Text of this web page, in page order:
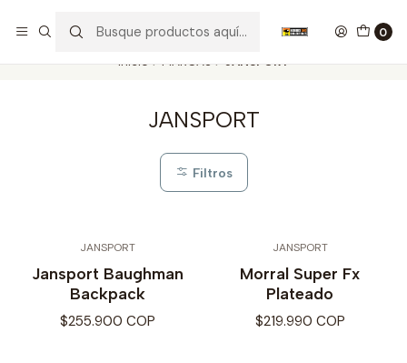
0
Inicio MARCAS JANSPORT
JANSPORT
Filtros
JANSPORT
Jansport Baughman
Backpack
$255.900 COP
JANSPORT
Morral Super Fx
Plateado
$219.990 COP